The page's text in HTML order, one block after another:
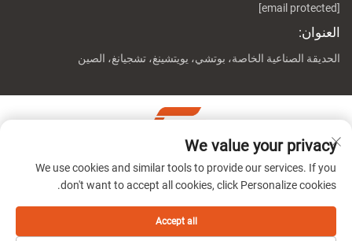
[email protected]
العنوان:
الحديقة الصناعية الخاصة، بوتشي، يويتشينغ، تشجيانغ، الصين
حقوق النشر © شركة تشيجيانغ جينوين ماشين المحدودة جميع
الحقوق محفوظةسياسة الخصوصية
We value your privacy
We use cookies and similar tools to provide our services. If you
don't want to accept all cookies, click Personalize cookies.
Accept all